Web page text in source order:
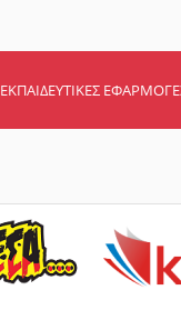
ΕΚΠΑΙΔΕΥΤΙΚΕΣ